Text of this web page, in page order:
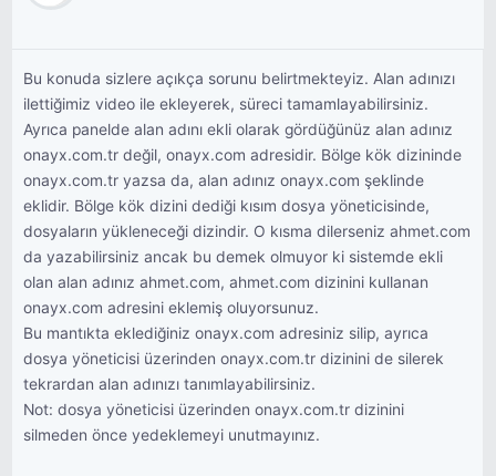
Bu konuda sizlere açıkça sorunu belirtmekteyiz. Alan adınızı
ilettiğimiz video ile ekleyerek, süreci tamamlayabilirsiniz.
Ayrıca panelde alan adını ekli olarak gördüğünüz alan adınız
onayx.com.tr değil, onayx.com adresidir. Bölge kök dizininde
onayx.com.tr yazsa da, alan adınız onayx.com şeklinde
eklidir. Bölge kök dizini dediği kısım dosya yöneticisinde,
dosyaların yükleneceği dizindir. O kısma dilerseniz ahmet.com
da yazabilirsiniz ancak bu demek olmuyor ki sistemde ekli
olan alan adınız ahmet.com, ahmet.com dizinini kullanan
onayx.com adresini eklemiş oluyorsunuz.
Bu mantıkta eklediğiniz onayx.com adresiniz silip, ayrıca
dosya yöneticisi üzerinden onayx.com.tr dizinini de silerek
tekrardan alan adınızı tanımlayabilirsiniz.
Not: dosya yöneticisi üzerinden onayx.com.tr dizinini
silmeden önce yedeklemeyi unutmayınız.